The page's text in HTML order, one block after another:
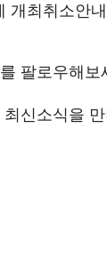
개최취소안내
팔로우해보
신소식을